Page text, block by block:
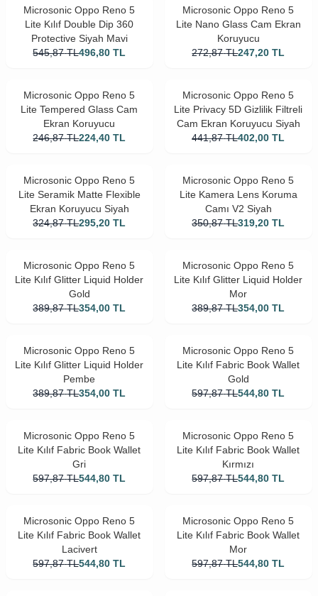
Microsonic Oppo Reno 5
Lite Kılıf Double Dip 360
Protective Siyah Mavi
545,87 TL496,80 TL
Microsonic Oppo Reno 5
Lite Nano Glass Cam Ekran
Koruyucu
272,87 TL247,20 TL
Microsonic Oppo Reno 5
Lite Tempered Glass Cam
Ekran Koruyucu
246,87 TL224,40 TL
Microsonic Oppo Reno 5
Lite Privacy 5D Gizlilik Filtreli
Cam Ekran Koruyucu Siyah
441,87 TL402,00 TL
Microsonic Oppo Reno 5
Lite Seramik Matte Flexible
Ekran Koruyucu Siyah
324,87 TL295,20 TL
Microsonic Oppo Reno 5
Lite Kamera Lens Koruma
Camı V2 Siyah
350,87 TL319,20 TL
Microsonic Oppo Reno 5
Lite Kılıf Glitter Liquid Holder
Gold
389,87 TL354,00 TL
Microsonic Oppo Reno 5
Lite Kılıf Glitter Liquid Holder
Mor
389,87 TL354,00 TL
Microsonic Oppo Reno 5
Lite Kılıf Glitter Liquid Holder
Pembe
389,87 TL354,00 TL
Microsonic Oppo Reno 5
Lite Kılıf Fabric Book Wallet
Gold
597,87 TL544,80 TL
Microsonic Oppo Reno 5
Lite Kılıf Fabric Book Wallet
Gri
597,87 TL544,80 TL
Microsonic Oppo Reno 5
Lite Kılıf Fabric Book Wallet
Kırmızı
597,87 TL544,80 TL
Microsonic Oppo Reno 5
Lite Kılıf Fabric Book Wallet
Lacivert
597,87 TL544,80 TL
Microsonic Oppo Reno 5
Lite Kılıf Fabric Book Wallet
Mor
597,87 TL544,80 TL